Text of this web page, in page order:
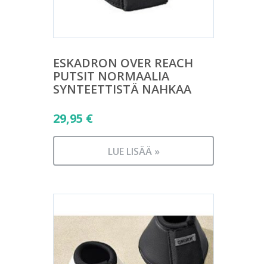
ESKADRON OVER REACH
PUTSIT NORMAALIA
SYNTEETTISTÄ NAHKAA
29,95 €
LUE LISÄÄ »